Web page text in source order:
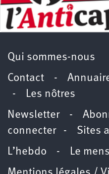
Qui sommes-nous
Contact -
- Les nôtres
Newsletter-
connecter- Sites
L’hebdo - Le